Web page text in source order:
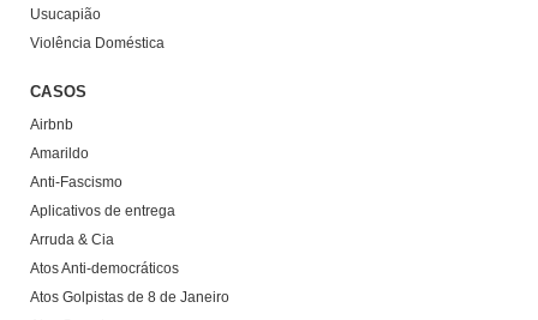
Usucapião
Violência Doméstica
CASOS
Airbnb
Amarildo
Anti-Fascismo
Aplicativos de entrega
Arruda & Cia
Atos Anti-democráticos
Atos Golpistas de 8 de Janeiro